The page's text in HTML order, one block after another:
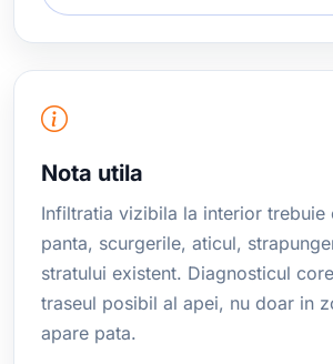
Nota utila
Infiltratia vizibila la interior trebuie
panta, scurgerile, aticul,
stratului existent. Diagnosticul
traseul posibil al apei, nu doar in
apare pata.